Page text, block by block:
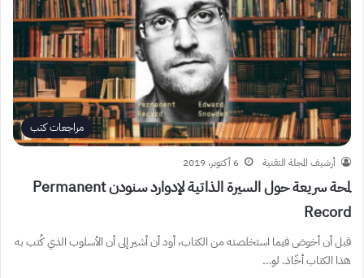
مراجعات كتب
أرشيف المجلة التقنية 6 أكتوبر، 2019
لمحة سريعة حول السيرة الذاتية لإدوارد سنودن Permanent
Record
قبل أن أخوض فيما استخلصته من الكتاب، أود أن أشير إلى أن الأسلوب الذي كُتب به
هذا الكتاب أخّاذ. لو…